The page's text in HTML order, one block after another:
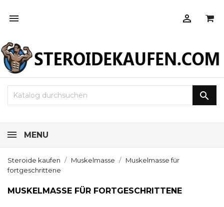
 

MENU
Steroide kaufen Muskelmasse
Muskelmasse für
fortgeschrittene
MUSKELMASSE FÜR FORTGESCHRITTENE